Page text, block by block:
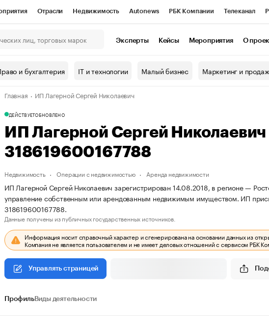
Отрасли Недвижимость Autonews РБК Компании Телеканал
Спецпроекты Проверка контрагентов
валюты
Эксперты Кейсы Мероприятия О
и бухгалтерия IT и технологии Малый бизнес Маркетинг и
Главная ИП Лагерной Сергей Николаевич
ДЕЙСТВУЕТОБНОВЛЕНО
ИП Лагерной Сергей
318619600167788
Недвижимость Операции с недвижимостью Аренда недвижимости
ИП Лагерной Сергей Николаевич зарегистрирован 14.08.2018, в регионе —
управление собственным или арендованным недвижимым имуществом. ИП
318619600167788.
Данные получены из публичных государственных источников.
Информация носит справочный характер и сгенерирована на основании данных из
Компания не является пользователем и не имеет деловых отношений с сервисом РБК
Управлять страницей
ПрофильВиды деятельности